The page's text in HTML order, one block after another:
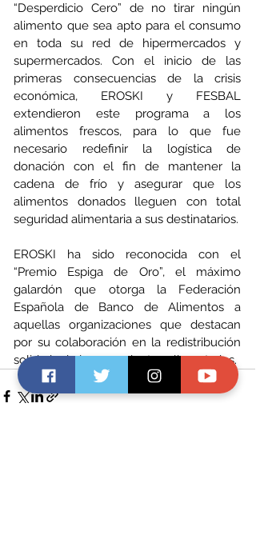
“Desperdicio Cero” de no tirar ningún
alimento que sea apto para el consumo
en toda su red de hipermercados y
supermercados. Con el inicio de las
primeras consecuencias de la crisis
económica, EROSKI y FESBAL
extendieron este programa a los
alimentos frescos, para lo que fue
necesario redefinir la logística de
donación con el fin de mantener la
cadena de frío y asegurar que los
alimentos donados lleguen con total
EROSKI ha sido reconocida con el
“Premio Espiga de Oro”, el máximo
galardón que otorga la Federación
Española de Banco de Alimentos a
aquellas organizaciones que destacan
por su colaboración en la redistribución
solidaria de los excedentes alimentarios.